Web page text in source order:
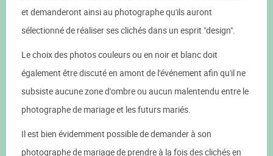
et demanderont ainsi au photographe qu'ils auront
sélectionné de réaliser ses clichés dans un esprit "design".
Le choix des photos couleurs ou en noir et blanc doit
également être discuté en amont de l'événement afin qu'il ne
subsiste aucune zone d'ombre ou aucun malentendu entre le
photographe de mariage et les futurs mariés.
Il est bien évidemment possible de demander à son
photographe de mariage de prendre à la fois des clichés en